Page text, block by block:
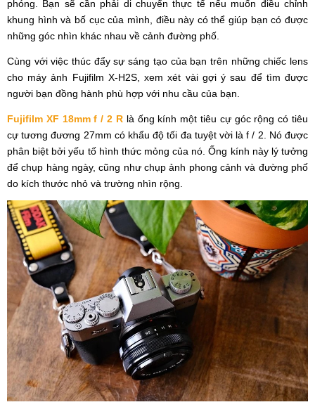
phóng. Bạn sẽ cần phải di chuyển thực tế nếu muốn điều chỉnh
khung hình và bố cục của mình, điều này có thể giúp bạn có được
những góc nhìn khác nhau về cảnh đường phố.
Cùng với việc thúc đẩy sự sáng tạo của bạn trên những chiếc lens
cho máy ảnh Fujifilm X-H2S, xem xét vài gợi ý sau để tìm được
người bạn đồng hành phù hợp với nhu cầu của bạn.
Fujifilm XF 18mm f / 2 Rlà ống kính một tiêu cự góc rộng có tiêu
cự tương đương 27mm có khẩu độ tối đa tuyệt vời là f / 2. Nó được
phân biệt bởi yếu tố hình thức mỏng của nó. Ống kính này lý tưởng
để chụp hàng ngày, cũng như chụp ảnh phong cảnh và đường phố
do kích thước nhỏ và trường nhìn rộng.